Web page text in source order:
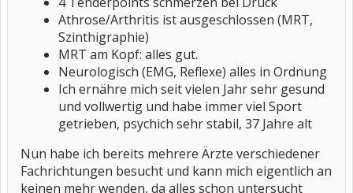
Athrose/Arthritis ist ausgeschlossen (MRT,
Szinthigraphie)
MRT am Kopf: alles gut.
Neurologisch (EMG, Reflexe) alles in Ordnung
Ich ernähre mich seit vielen Jahr sehr gesund
und vollwertig und habe immer viel Sport
getrieben, psychich sehr stabil, 37 Jahre alt
Nun habe ich bereits mehrere Ärzte verschiedener
Fachrichtungen besucht und kann mich eigentlich an
keinen mehr wenden, da alles schon untersucht